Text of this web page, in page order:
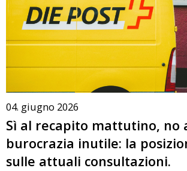
04. giugno 2026
Sì al recapito mattutino, no
burocrazia inutile: la
sulle attuali consultazioni.